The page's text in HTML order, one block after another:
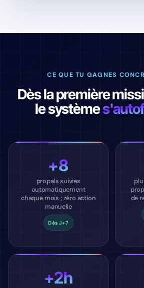
CE QUE TU GAGNES
Dès la première
le système
+8
propals suivies
automatiquement
chaque mois ; zéro action
manuelle
Dès J+7
de
+2h